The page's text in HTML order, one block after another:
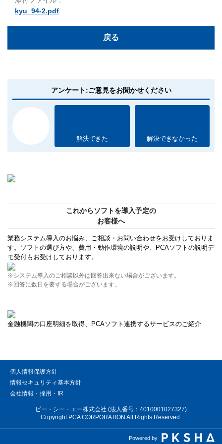
kyu_94-2.pdf
戻る
アンケート:ご意見をお聞かせください
解決できた 解決できなかった
これからソフトを導入予定の
お客様へ
業務システム導入のお悩み、ご相談・お問い合わせをお受けしておりま
す。ソフトの選び方や、費用・動作環境の説明や、PCAソフトの説明デ
モ受付もお受けしております。
※システム導入のご相談以外は回答出来ない場合がございます。
※回答に数日を要する場合がございます。
金融機関の口座明細を取得、PCAソフト連携するサービスのご紹介
個人情報保護方針
情報セキュリティ基本方針
会社情報・採用・IR
ピー・シー・エー株式会社 (法人番号：4010001027327)
Copyright PCA CORPORATION All Rights Reserved.
Powered by